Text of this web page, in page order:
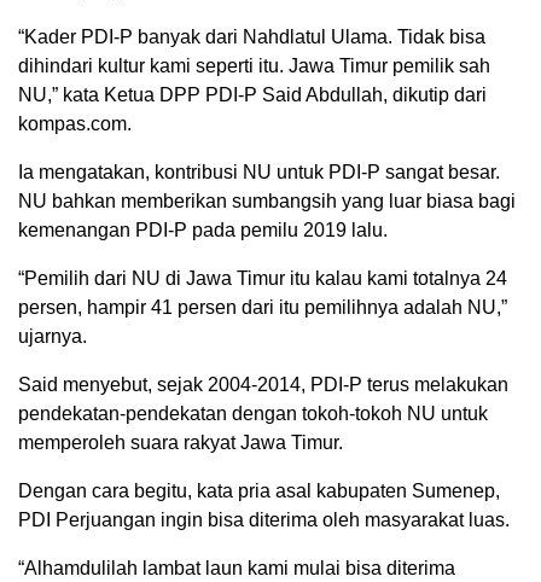
“Kader PDI-P banyak dari Nahdlatul Ulama. Tidak bisa
dihindari kultur kami seperti itu. Jawa Timur pemilik sah
NU,” kata Ketua DPP PDI-P Said Abdullah, dikutip dari
kompas.com.
Ia mengatakan, kontribusi NU untuk PDI-P sangat besar.
NU bahkan memberikan sumbangsih yang luar biasa bagi
kemenangan PDI-P pada pemilu 2019 lalu.
“Pemilih dari NU di Jawa Timur itu kalau kami totalnya 24
persen, hampir 41 persen dari itu pemilihnya adalah NU,”
ujarnya.
Said menyebut, sejak 2004-2014, PDI-P terus melakukan
pendekatan-pendekatan dengan tokoh-tokoh NU untuk
memperoleh suara rakyat Jawa Timur.
Dengan cara begitu, kata pria asal kabupaten Sumenep,
PDI Perjuangan ingin bisa diterima oleh masyarakat luas.
“Alhamdulilah lambat laun kami mulai bisa diterima